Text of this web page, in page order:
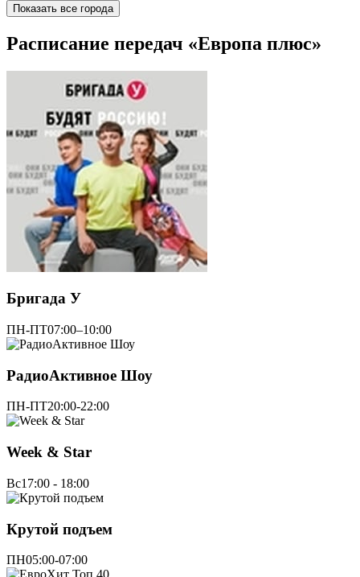
Показать все города
Расписание передач «Европа плюс»
Бригада У
ПН-ПТ07:00–10:00
РадиоАктивное Шоу
ПН-ПТ20:00-22:00
Week & Star
Вс17:00 - 18:00
Крутой подъем
ПН05:00-07:00